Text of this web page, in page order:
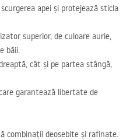
apei și protejează sticla
superior, de culoare aurie,
băii.
cât și pe partea stângă,
garantează libertate de
combinații deosebite și rafinate.